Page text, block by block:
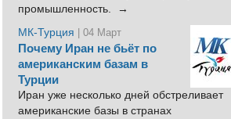
промышленность. →
МК-Турция
| 04 Март
Почему Иран не бьёт по
американским базам в
Турции
Иран уже несколько дней обстреливает
американские базы в странах